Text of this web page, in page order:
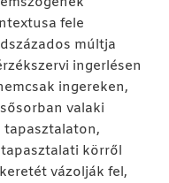
fele
múltja
ingerlésen
ingereken,
valaki
tapasztalaton,
körről
vázolják fel,